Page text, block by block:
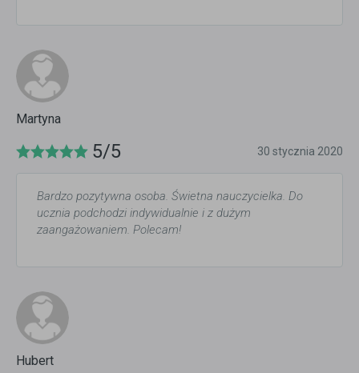
Martyna
5/5 30 stycznia 2020
Bardzo pozytywna osoba. Świetna nauczycielka. Do
ucznia podchodzi indywidualnie i z dużym
zaangażowaniem. Polecam!
Hubert